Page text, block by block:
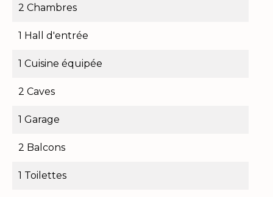
2 Chambres
1 Hall d'entrée
1 Cuisine équipée
2 Caves
1 Garage
2 Balcons
1 Toilettes